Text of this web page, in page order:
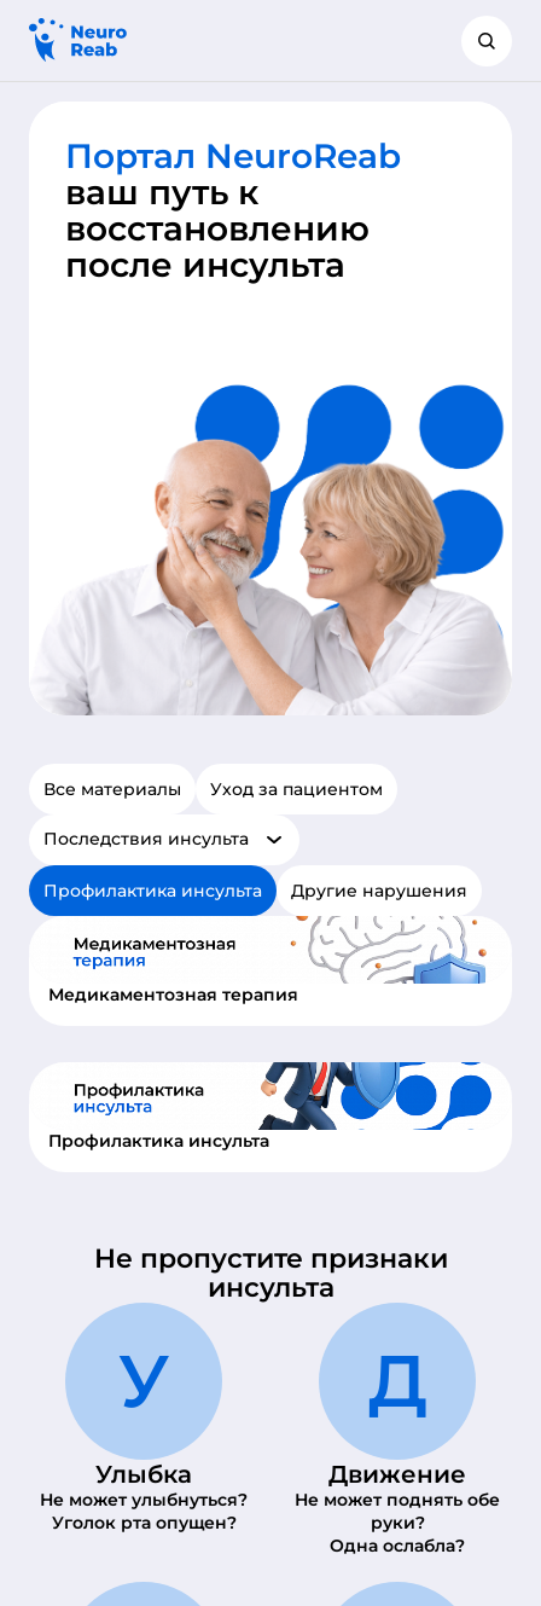
Портал NeuroReab
ваш путь к
восстановлению
после инсульта
Все материалы Уход за пациентом
Последствия инсульта
Профилактика инсульта Другие нарушения
Медикаментозная терапия
Профилактика инсульта
Не пропустите признаки
инсульта
У
Улыбка
Не может улыбнуться?
Уголок рта опущен?
Д
Движение
Не может поднять обе
руки?
Одна ослабла?